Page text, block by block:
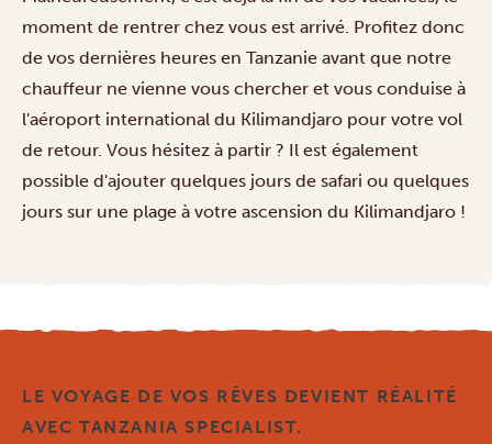
moment de rentrer chez vous est arrivé. Profitez donc
de vos dernières heures en Tanzanie avant que notre
chauffeur ne vienne vous chercher et vous conduise à
l'aéroport international du Kilimandjaro pour votre vol
de retour. Vous hésitez à partir ? Il est également
possible d'ajouter quelques jours de safari ou quelques
jours sur une plage à votre ascension du Kilimandjaro !
LE VOYAGE DE VOS RÊVES DEVIENT RÉALITÉ
AVEC TANZANIA SPECIALIST.